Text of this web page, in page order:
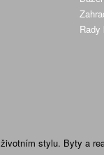
Rady
stylu. Byty a